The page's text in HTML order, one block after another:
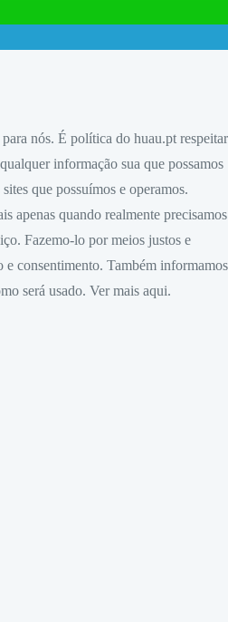
nós. É política do huau.pt respeitar
informação sua que possamos
que possuímos e operamos.
apenas quando realmente precisamos
Fazemo-lo por meios justos e
e consentimento. Também informamos
será usado. Ver mais aqui.